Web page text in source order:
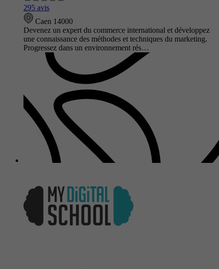
295 avis
Caen 14000
Devenez un expert du commerce international et développez
une connaissance des méthodes et techniques du marketing.
Progressez dans un environnement rés…